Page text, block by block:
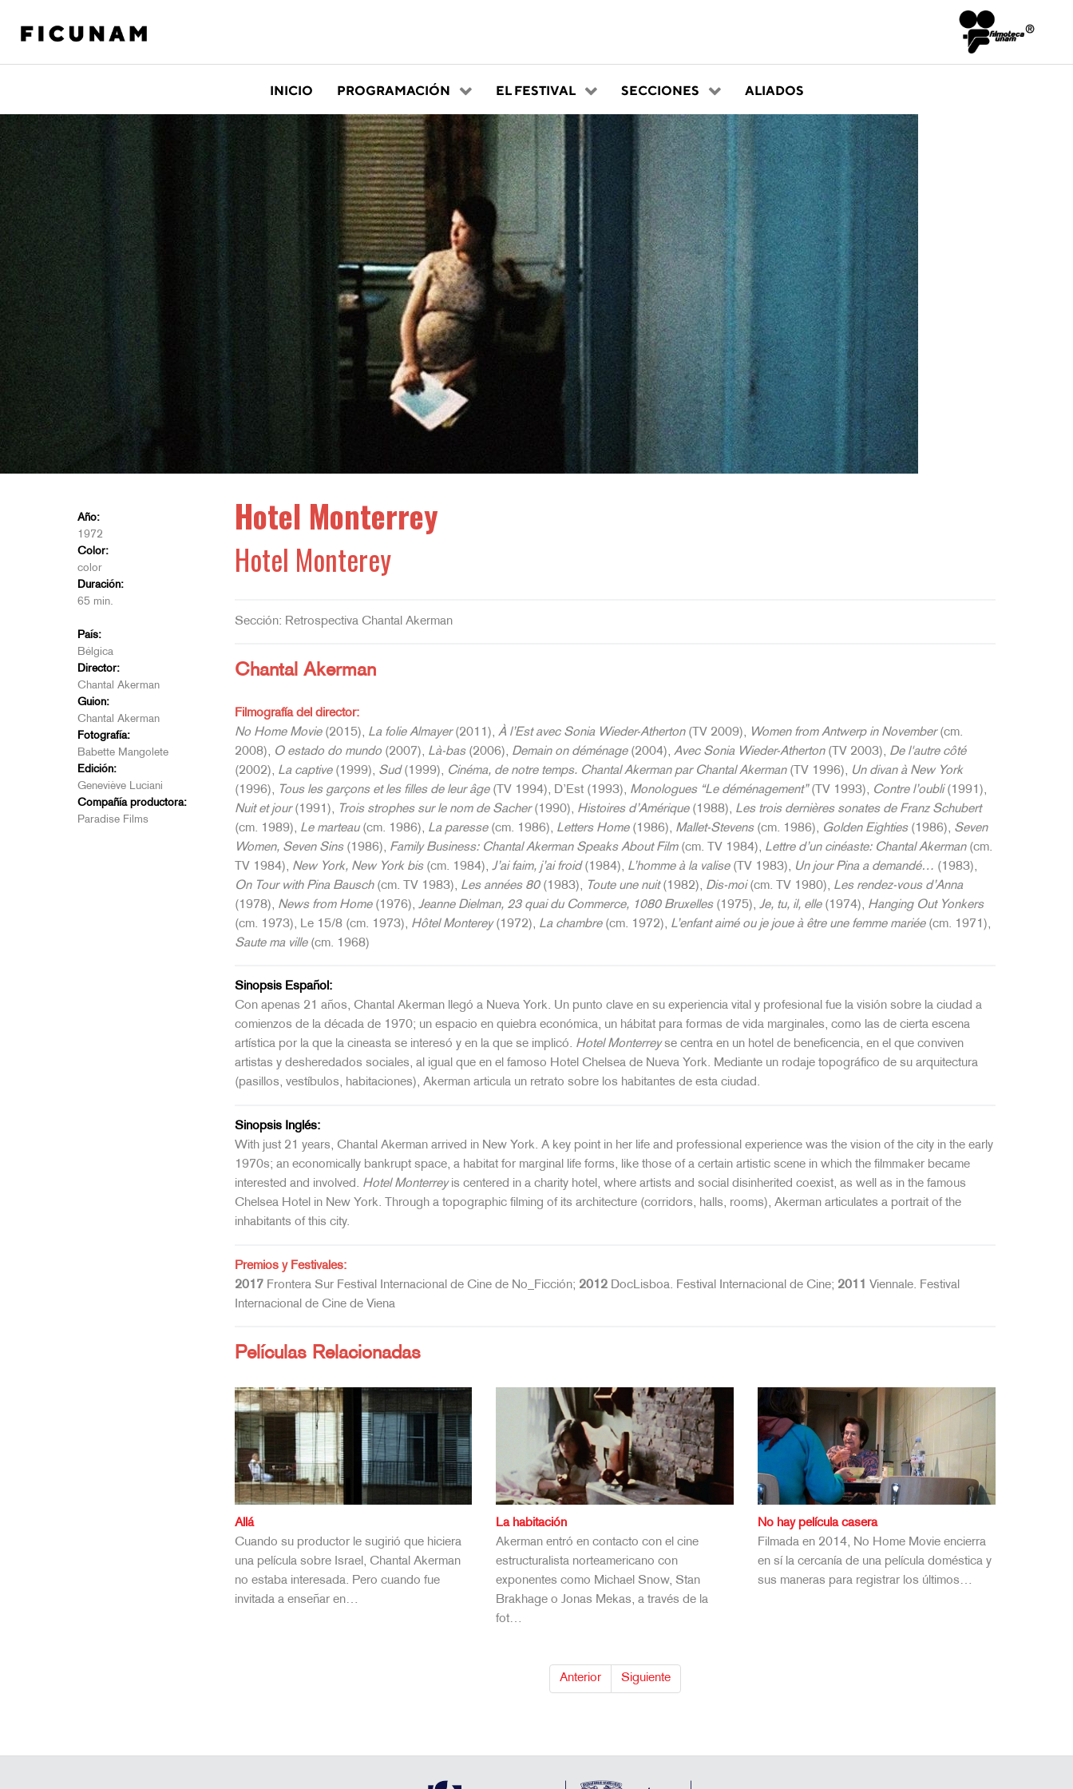
INICIO PROGRAMACIÓN EL FESTIVAL SECCIONES ALIADOS
Año:
1972
Color:
color
Duración:
65 min.
País:
Bélgica
Director:
Chantal Akerman
Guion:
Chantal Akerman
Fotografía:
Babette Mangolete
Edición:
Geneviève Luciani
Compañía productora:
Paradise Films
Hotel Monterrey
Hotel Monterey
Sección: Retrospectiva Chantal Akerman
Chantal Akerman
Filmografía del director:
No Home Movie(2015), La folie Almayer(2011), À l’Est avec Sonia Wieder-Atherton(TV 2009), Women from Antwerp in November(cm.
2008), O estado do mundo(2007), Là-bas(2006), Demain on déménage(2004), Avec Sonia Wieder-Atherton(TV 2003), De l'autre côté
(2002), La captive(1999), Sud(1999), Cinéma, de notre temps. Chantal Akerman par Chantal Akerman(TV 1996), Un divan à New York
(1996), Tous les garçons et les filles de leur âge(TV 1994), D’Est (1993), Monologues “Le déménagement”(TV 1993), Contre l’oubli(1991),
Nuit et jour(1991), Trois strophes sur le nom de Sacher(1990), Histoires d’Amérique(1988), Les trois dernières sonates de Franz Schubert
(cm. 1989), Le marteau(cm. 1986), La paresse(cm. 1986), Letters Home(1986), Mallet-Stevens(cm. 1986), Golden Eighties(1986), Seven
Women, Seven Sins(1986), Family Business: Chantal Akerman Speaks About Film(cm. TV 1984), Lettre d’un cinéaste: Chantal Akerman(cm.
TV 1984), New York, New York bis(cm. 1984), J’ai faim, j’ai froid(1984), L’homme à la valise(TV 1983), Un jour Pina a demandé… (1983),
On Tour with Pina Bausch(cm. TV 1983), Les années 80(1983), Toute une nuit(1982), Dis-moi(cm. TV 1980), Les rendez-vous d’Anna
(1978), News from Home(1976), Jeanne Dielman, 23 quai du Commerce, 1080 Bruxelles(1975), Je, tu, il, elle(1974), Hanging Out Yonkers
(cm. 1973), Le 15/8 (cm. 1973), Hôtel Monterey(1972), La chambre(cm. 1972), L’enfant aimé ou je joue à être une femme mariée(cm. 1971),
Saute ma ville(cm. 1968)
Sinopsis Español:
Con apenas 21 años, Chantal Akerman llegó a Nueva York. Un punto clave en su experiencia vital y profesional fue la visión sobre la ciudad a
comienzos de la década de 1970; un espacio en quiebra económica, un hábitat para formas de vida marginales, como las de cierta escena
artística por la que la cineasta se interesó y en la que se implicó. Hotel Monterreyse centra en un hotel de beneficencia, en el que conviven
artistas y desheredados sociales, al igual que en el famoso Hotel Chelsea de Nueva York. Mediante un rodaje topográfico de su arquitectura
(pasillos, vestíbulos, habitaciones), Akerman articula un retrato sobre los habitantes de esta ciudad.
Sinopsis Inglés:
With just 21 years, Chantal Akerman arrived in New York. A key point in her life and professional experience was the vision of the city in the early
1970s; an economically bankrupt space, a habitat for marginal life forms, like those of a certain artistic scene in which the filmmaker became
interested and involved. Hotel Monterreyis centered in a charity hotel, where artists and social disinherited coexist, as well as in the famous
Chelsea Hotel in New York. Through a topographic filming of its architecture (corridors, halls, rooms), Akerman articulates a portrait of the
inhabitants of this city.
Premios y Festivales:
2017 Frontera Sur Festival Internacional de Cine de No_Ficción; 2012DocLisboa. Festival Internacional de Cine; 2011 Viennale. Festival
Internacional de Cine de Viena
Películas Relacionadas